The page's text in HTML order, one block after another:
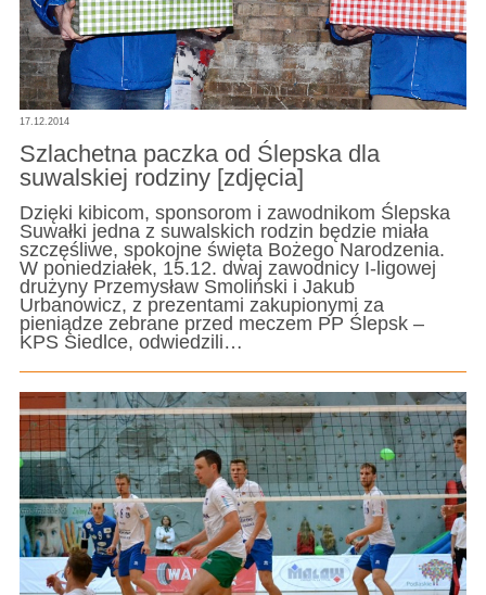
17.12.2014
Szlachetna paczka od Ślepska dla
suwalskiej rodziny [zdjęcia]
Dzięki kibicom, sponsorom i zawodnikom Ślepska
Suwałki jedna z suwalskich rodzin będzie miała
szczęśliwe, spokojne święta Bożego Narodzenia.
W poniedziałek, 15.12. dwaj zawodnicy I-ligowej
drużyny Przemysław Smoliński i Jakub
Urbanowicz, z prezentami zakupionymi za
pieniądze zebrane przed meczem PP Ślepsk –
KPS Siedlce, odwiedzili…